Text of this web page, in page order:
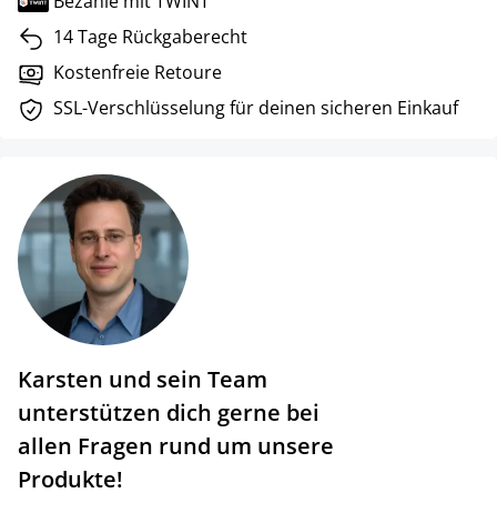
14 Tage Rückgaberecht
Kostenfreie Retoure
SSL-Verschlüsselung für deinen sicheren Einkauf
Karsten und sein Team
unterstützen dich gerne bei
allen Fragen rund um unsere
Produkte!